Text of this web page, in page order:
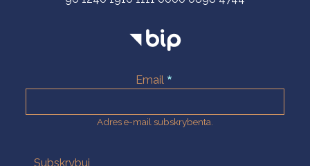
Email
Adres e-mail subskrybenta.